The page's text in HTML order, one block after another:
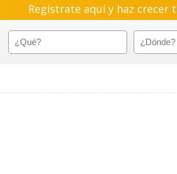
Regístrate aquí y haz crecer